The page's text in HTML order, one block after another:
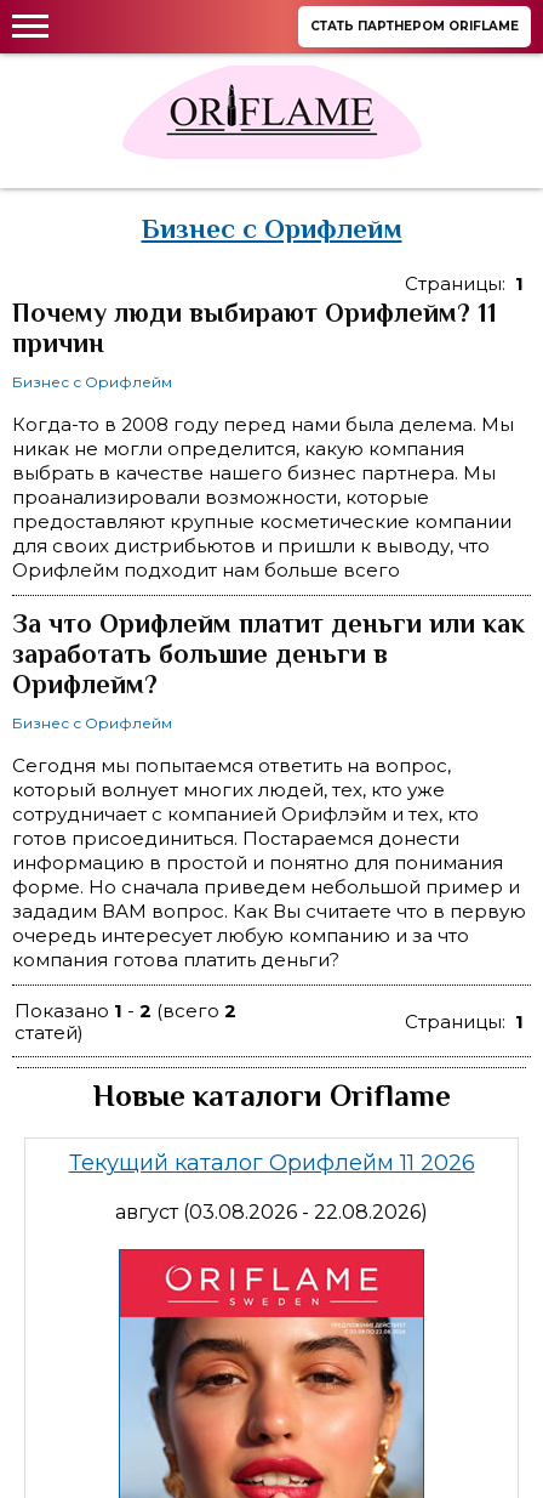
СТАТЬ ПАРТНЕРОМ ORIFLAME
Бизнес с Орифлейм
Страницы: 1
Почему люди выбирают Орифлейм? 11
причин
Бизнес с Орифлейм
Когда-то в 2008 году перед нами была делема. Мы
никак не могли определится, какую компания
выбрать в качестве нашего бизнес партнера. Мы
проанализировали возможности, которые
предоставляют крупные косметические компании
для своих дистрибьютов и пришли к выводу, что
Орифлейм подходит нам больше всего
За что Орифлейм платит деньги или как
заработать большие деньги в
Орифлейм?
Бизнес с Орифлейм
Сегодня мы попытаемся ответить на вопрос,
который волнует многих людей, тех, кто уже
сотрудничает с компанией Орифлэйм и тех, кто
готов присоединиться. Постараемся донести
информацию в простой и понятно для понимания
форме. Но сначала приведем небольшой пример и
зададим ВАМ вопрос. Как Вы считаете что в первую
очередь интересует любую компанию и за что
компания готова платить деньги?
Показано 1 - 2 (всего 2
статей)
Страницы: 1
Новые каталоги Oriflame
Текущий каталог Орифлейм 11 2026
август (03.08.2026 - 22.08.2026)